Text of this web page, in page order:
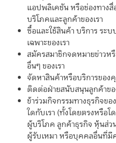
แอปพลิเคชัน หรือช่องทาง
บริโภคและลูกค้าของเรา
ซื้อและใช้สินค้า บริการ ระ
เฉพาะของเรา
สมัครสมาชิกจดหมายข่าวห
อื่นๆ ของเรา
จัดหาสินค้าหรือบริการของ
ติดต่อฝ่ายสนับสนุนลูกค้าขอ
ข้าร่วมกิจกรรมทางธุรกิจข
ใดกับเรา (ทั้งโดยตรงหรือ
ผู้บริโภค ลูกค้าธุรกิจ หุ้นส่ว
ผู้รับเหมา หรือบุคคลอื่นที่มี